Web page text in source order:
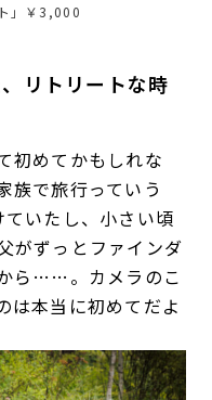
」￥3,000
リトリートな時
初めてかもしれな
族で旅行っていう
いたし、小さい頃
がずっとファインダ
ら……。カメラのこ
は本当に初めてだよ